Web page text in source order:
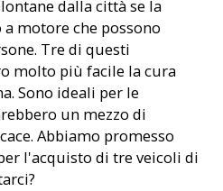
dalla città se la
a motore che possono
Tre di questi
molto più facile la cura
Sono ideali per le
un mezzo di
Abbiamo promesso
l'acquisto di tre veicoli di